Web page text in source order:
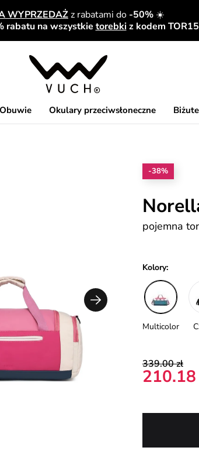
WYPRZEDAŻz rabatami do -50% ☀️
rabatu na wszystkie torebkiz kodem TOR15
Obuwie Okulary przeciwsłoneczne
-38%
pojemna
Kolory:
Multicolor
339.00 zł
210.18